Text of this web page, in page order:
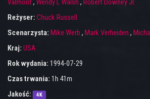
Valmont, Wendy L Walsh , Robert Downey Jr.
Reżyser: Chuck Russell
Scenarzysta: Mike Werb , Mark Verheiden ,
Kraj: USA
Rok wydania: 1994-07-29
Czas trwania: 1h 41m
Jakość:
4K